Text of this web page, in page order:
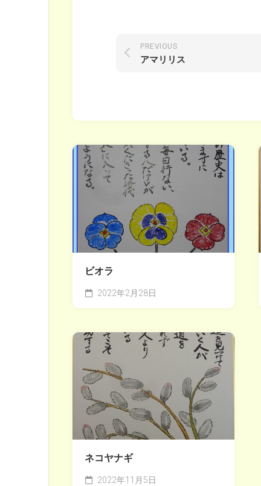
PREVIOUS
アマリリス
ビオラ
2022年2月28日
ネコヤナギ
2022年11月5日